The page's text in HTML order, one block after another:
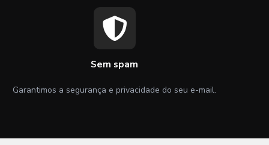
Sem spam
Garantimos a segurança e privacidade do seu e-mail.